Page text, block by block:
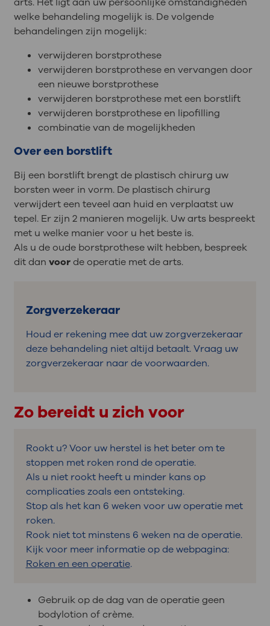
welke behandeling mogelijk is. De volgende
behandelingen zijn mogelijk:
verwijderen borstprothese
verwijderen borstprothese en vervangen door
een nieuwe borstprothese
verwijderen borstprothese met een borstlift
verwijderen borstprothese en lipofilling
combinatie van de mogelijkheden
Over een borstlift
Bij een borstlift brengt de plastisch chirurg uw
borsten weer in vorm. De plastisch chirurg
verwijdert een teveel aan huid en verplaatst uw
tepel. Er zijn 2 manieren mogelijk. Uw arts bespreekt
met u welke manier voor u het beste is.
Als u de oude borstprothese wilt hebben, bespreek
dit dan voorde operatie met de arts.
Zorgverzekeraar
Houd er rekening mee dat uw zorgverzekeraar
deze behandeling niet altijd betaalt. Vraag uw
zorgverzekeraar naar de voorwaarden.
Zo bereidt u zich voor
Rookt u? Voor uw herstel is het beter om te
stoppen met roken rond de operatie.
Als u niet rookt heeft u minder kans op
complicaties zoals een ontsteking.
Stop als het kan 6 weken voor uw operatie met
roken.
Rook niet tot minstens 6 weken na de operatie.
Kijk voor meer informatie op de webpagina:
Roken en een operatie.
Gebruik op de dag van de operatie geen
bodylotion of crème.